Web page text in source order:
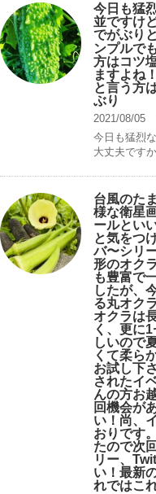
今日も猛
並ですけ
でがぶり
ンプルで
方はコツ
ますよね
と言う方
ぶり
2021/08/05
今日も猛烈
大丈夫です
台風のた
様な衛星
ールとい
と気をつ
バ〜シリ
形のオク
も豊富で
したが、
る丸オク
オクラは
く、更に
しいので
くて柔ら
お試し下
されたイ
んの方お
回機会が
い！尚、
おりです
たので次
リー、
い！最新
れではこ